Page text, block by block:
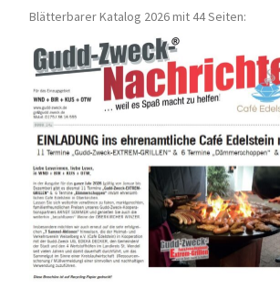
Blätterbarer Katalog 2026 mit 44 Seiten: